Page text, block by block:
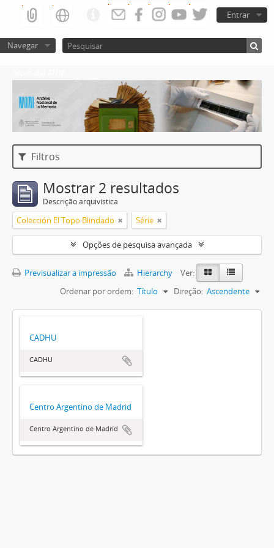
Entrar
Navegar
Filtros
Mostrar 2 resultados
Descrição arquivística
Colección El Topo Blindado Série
Opções de pesquisa avançada
Previsualizar a impressão Hierarchy
Ver:
Ordenar por ordem: Título Direção: Ascendente
CADHU
CADHU
Centro Argentino de Madrid
Centro Argentino de Madrid